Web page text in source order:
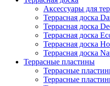
Аксессуары для
Террасная доска
Террасная доска
Террасная доска
Террасная доска
Террасная доска
Террасные пластины
Террасные
Террасные